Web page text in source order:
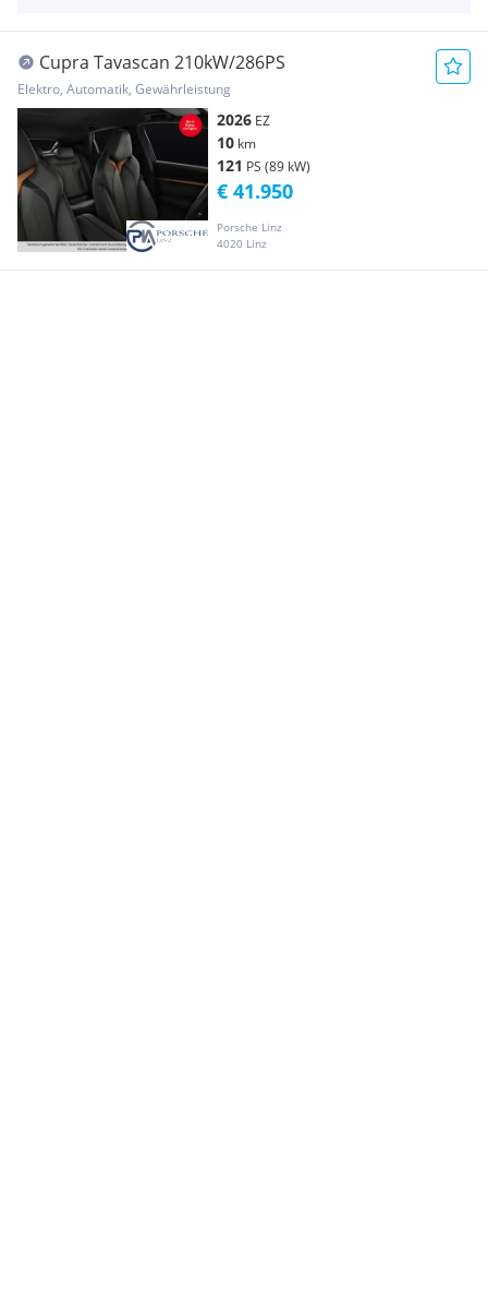
Cupra Tavascan 210kW/286PS
Elektro, Automatik, Gewährleistung
2026 EZ
10 km
121 PS (89 kW)
Porsche Linz
4020 Linz
€ 41.950